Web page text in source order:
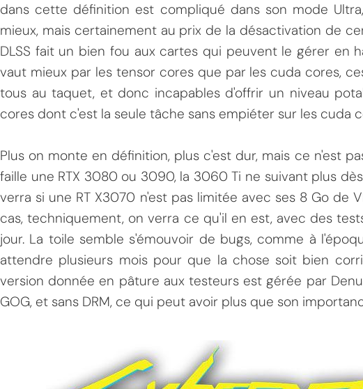
dans cette définition est compliqué dans son mode
mieux, mais certainement au prix de la désactivation de
DLSS fait un bien fou aux cartes qui peuvent le gérer en
vaut mieux par les tensor cores que par les cuda cores,
tous au taquet, et donc incapables d'offrir un niveau
cores dont c'est la seule tâche sans empiéter sur les cuda
Plus on monte en définition, plus c'est dur, mais ce n'est
faille une RTX 3080 ou 3090, la 3060 Ti ne suivant plus
verra si une RT X3070 n'est pas limitée avec ses 8 Go de
cas, techniquement, on verra ce qu'il en est, avec des
jour. La toile semble s'émouvoir de bugs, comme à
attendre plusieurs mois pour que la chose soit bien
version donnée en pâture aux testeurs est gérée par
GOG, et sans DRM, ce qui peut avoir plus que son